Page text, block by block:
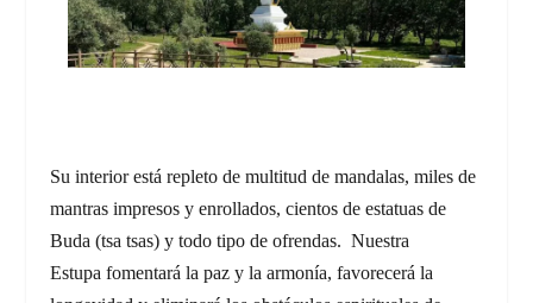
Su interior está repleto de multitud de mandalas, miles de
mantras impresos y enrollados, cientos de estatuas de
Buda (tsa tsas)y todo tipo de ofrendas. Nuestra
Estupa fomentará la paz y la armonía, favorecerá la